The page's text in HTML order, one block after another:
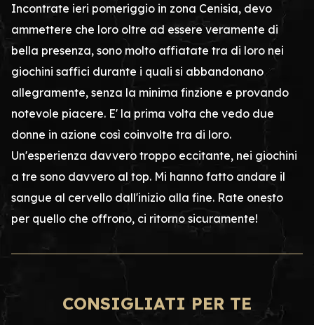
Incontrate ieri pomeriggio in zona Cenisia, devo
ammettere che loro oltre ad essere veramente di
bella presenza, sono molto affiatate tra di loro nei
giochini saffici durante i quali si abbandonano
allegramente, senza la minima finzione e provando
notevole piacere. E' la prima volta che vedo due
donne in azione così coinvolte tra di loro.
Un'esperienza davvero troppo eccitante, nei giochini
a tre sono davvero al top. Mi hanno fatto andare il
sangue al cervello dall'inizio alla fine. Rate onesto
per quello che offrono, ci ritorno sicuramente!
CONSIGLIATI PER TE